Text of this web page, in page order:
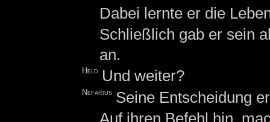
Dabei lernte er die
Schließlich gab er sein
an.
Held Und weiter?
Nefarius Seine Entscheidung
Auf ihren Befehl hin,